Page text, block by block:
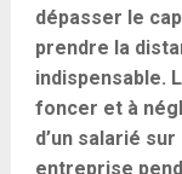
dépasser le
prendre la
indispensable.
foncer et à
d’un salarié
entreprise